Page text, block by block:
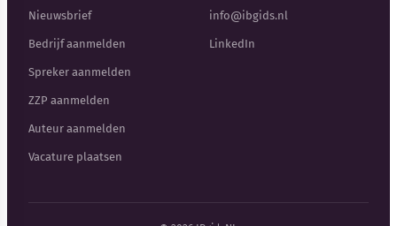
Nieuwsbrief
Bedrijf aanmelden
Spreker aanmelden
ZZP aanmelden
Auteur aanmelden
Vacature plaatsen
info@ibgids.nl
LinkedIn